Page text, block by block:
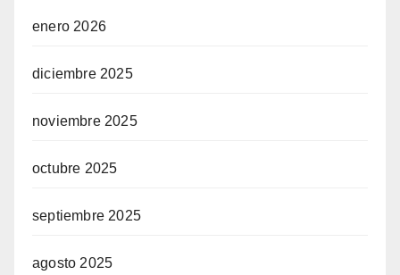
enero 2026
diciembre 2025
noviembre 2025
octubre 2025
septiembre 2025
agosto 2025